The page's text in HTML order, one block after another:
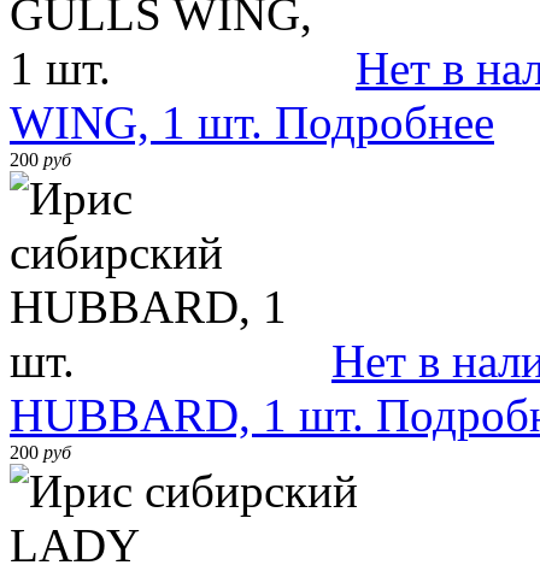
Нет в
WING, 1 шт. Подробнее
200 руб
Нет в
HUBBARD, 1 шт.
200 руб